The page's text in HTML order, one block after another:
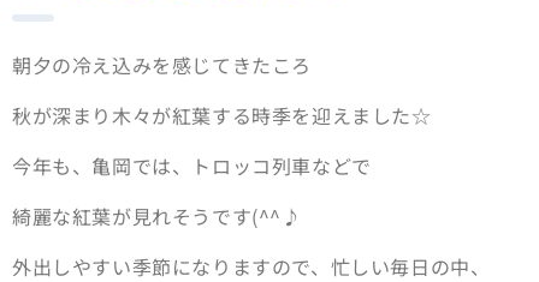
朝夕の冷え込みを感じてきたころ
秋が深まり木々が紅葉する時季を迎えました☆
今年も、亀岡では、トロッコ列車などで
綺麗な紅葉が見れそうです(^^♪
外出しやすい季節になりますので、忙しい毎日の中、